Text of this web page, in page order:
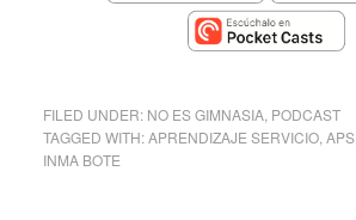
FILED UNDER: NO ES GIMNASIA, PODCAST
TAGGED WITH:APRENDIZAJE SERVICIO, APS,
INMA BOTE